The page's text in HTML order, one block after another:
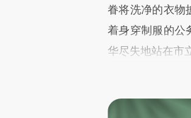
眷将洗净的衣物
着身穿制服的公
华尽失地站在市